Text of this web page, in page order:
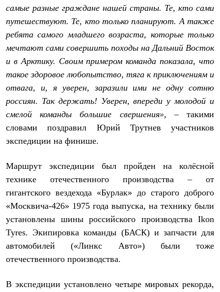
Термобелье
Комплект термобелья
Снаряжение
Палатки и тенты
Палатки
Тенты
Рюкзаки
Экспедиционные
Легкоходные
Альпинистские
Городские
Аксессуары для рюкзаков
Спальные мешки
Пуховые
С синтетическим утеплителем
Аксессуары для спальников
Сумки и баулы
Баулы
Сумки
Гермомешки
Полезные аксессуары
Книги
Еда
Коврики
Сапоги
самые разные граждане нашей страны. Те, кто сами
путешествуют. Те, кто только планируют. А также
ребята самого младшего возраста, которые только
мечтают сами совершить походы на Дальний Восток
и в Арктику. Своим примером команда показала, что
такое здоровое любопытство, тяга к приключениям и
отвага, и, я уверен, заразили ими не одну сотню
россиян. Так держать! Уверен, впереди у молодой и
смелой команды большие свершения», – такими
словами поздравил Юрий Трутнев участников
экспедиции на финише.
Маршрут экспедиции был пройден на колёсной
технике отечественного производства – от
гигантского вездехода «Бурлак» до старого доброго
«Москвича-426» 1975 года выпуска, на технику были
установлены шины российского производства Ikon
Tyres. Экипировка команды (БАСК) и запчасти для
автомобилей («Линкс Авто») были тоже
отечественного производства.
В экспедиции установлено четыре мировых рекорда,